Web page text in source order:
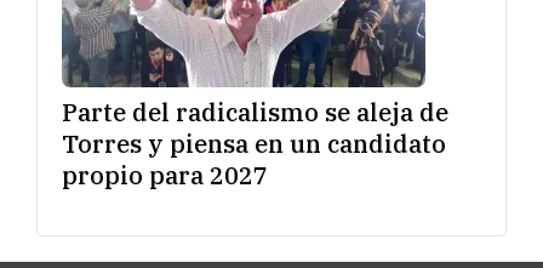
Parte del radicalismo se aleja de
Torres y piensa en un candidato
propio para 2027